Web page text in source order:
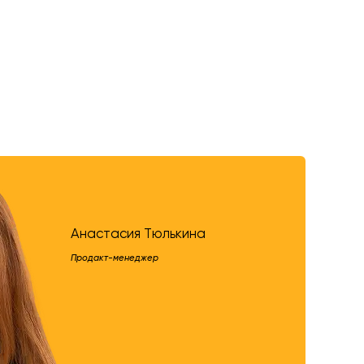
Анастасия Тюлькина
Продакт-менеджер